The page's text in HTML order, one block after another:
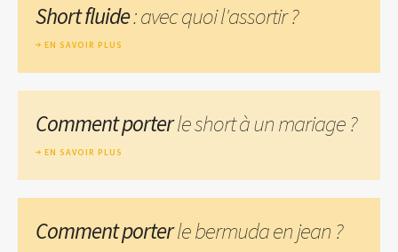
Short fluide: avec quoi l'assortir ?
EN SAVOIR PLUS
Comment porterle short à un mariage ?
EN SAVOIR PLUS
Comment porterle bermuda en jean ?